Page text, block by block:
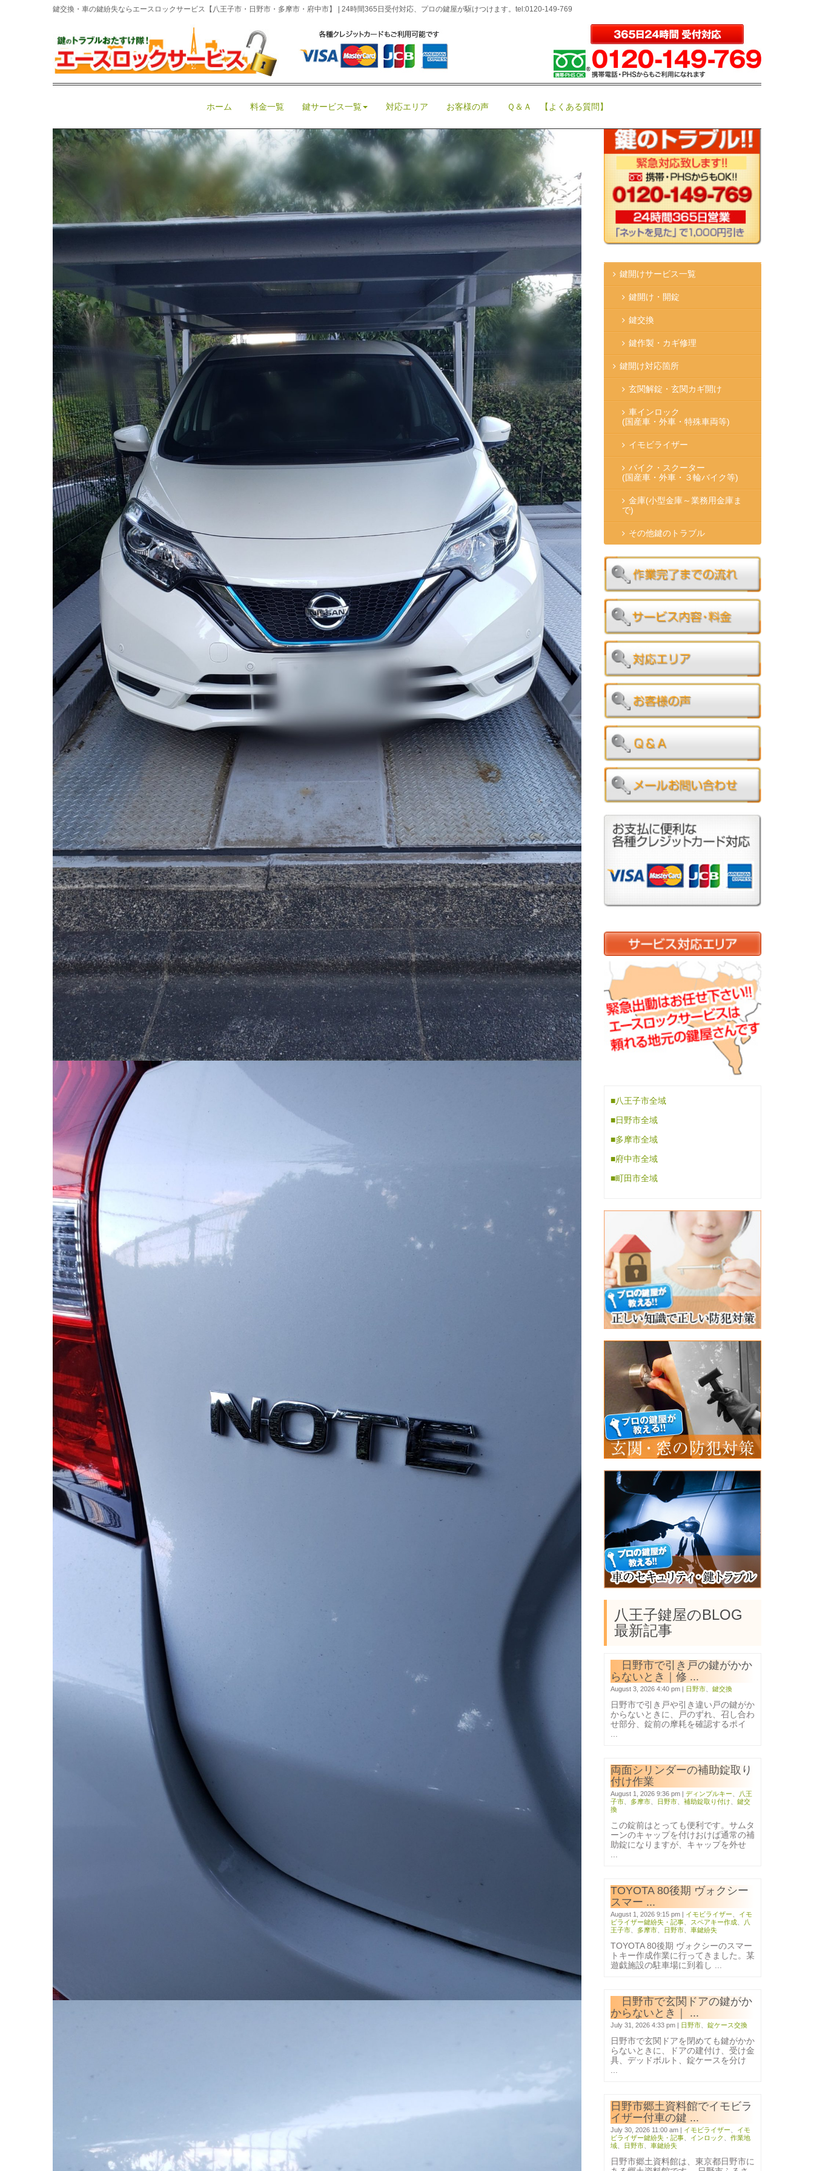
鍵交換・車の鍵紛失ならエースロックサービス【八王子市・日野市・多摩市・府中市】 | 24時間365日受付対応、プロの鍵屋が駆けつけます。 tel:0120-149-769
ホーム 料金一覧 鍵サービス一覧 対応エリア お客様の声 Ｑ＆Ａ 【よくある質問】
> 日産HE12NOTE令和2年式スマートキー登録
日産HE12NOTE令和2年式スマートキー登録
スマートキー登録 日産ノート 近くのカギ屋
サイト内検索
鍵開けサービス一覧
鍵開け・開錠
鍵交換
鍵作製・カギ修理
鍵開け対応箇所
玄関解錠・玄関カギ開け
車インロック
(国産車・外車・特殊車両等)
イモビライザー
バイク・スクーター
(国産車・外車・３輪バイク等)
金庫(小型金庫～業務用金庫ま
で)
その他鍵のトラブル
■八王子市全域
■日野市全域
■多摩市全域
■府中市全域
■町田市全域
八王子鍵屋のBLOG
最新記事
日野市で引き戸の鍵がかか
らないとき｜修 ...
August 3, 2026 4:40 pm| 日野市、 鍵交換
日野市で引き戸や引き違い戸の鍵がか
からないときに、戸のずれ、召し合わ
せ部分、錠前の摩耗を確認するポイ
両面シリンダーの補助錠取り
付け作業
August 1, 2026 9:36 pm| ディンプルキー
八王
子市、 多摩市、 日野市、 補助錠取り付け
鍵交
換
この錠前はとっても便利です。サムタ
ーンのキャップを付けおけば通常の補
助錠になりますが、キャップを外せ
TOYOTA 80後期 ヴォクシー
スマー ...
August 1, 2026 9:15 pm| イモビライザー
イモ
ビライザー鍵紛失・記事、 スペアキー作成、
八
王子市、 多摩市、 日野市、 車鍵紛失
TOYOTA 80後期 ヴォクシーのスマー
トキー作成作業に行ってきました。某
遊戯施設の駐車場に到着し ...
日野市で玄関ドアの鍵がか
からないとき｜ ...
July 31, 2026 4:33 pm| 日野市、 錠ケース交換
日野市で玄関ドアを閉めても鍵がかか
らないときに、ドアの建付け、受け金
具、デッドボルト、錠ケースを分け
日野市郷土資料館でイモビラ
イザー付車の鍵 ...
July 30, 2026 11:00 am| イモビライザー
イモ
ビライザー鍵紛失・記事、 インロック
作業地
域、 日野市、 車鍵紛失
日野市郷土資料館は、東京都日野市に